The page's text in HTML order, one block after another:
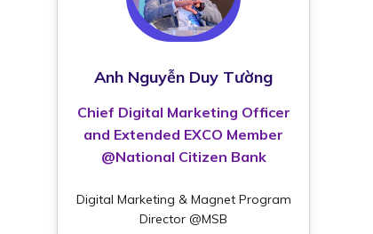
Anh Nguyễn Duy Tường
Chief Digital Marketing Officer
and Extended EXCO Member
@National Citizen Bank
Digital Marketing & Magnet Program
Director @MSB